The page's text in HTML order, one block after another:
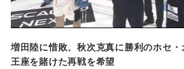
増田陸に惜敗、秋次克真に勝利のホセ
王座を賭けた再戦を希望